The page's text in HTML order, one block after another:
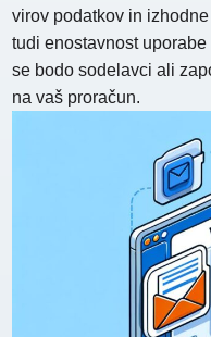
virov podatkov in
tudi enostavnost
se bodo sodelavci ali
na vaš proračun.